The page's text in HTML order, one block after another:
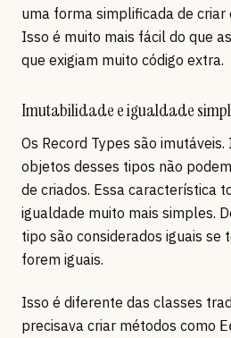
uma forma simplificada de
Isso é muito mais fácil do que
que exigiam muito código extra.
Imutabilidade e igualdade
Os Record Types são
objetos desses tipos não
de criados. Essa característica
igualdade muito mais simples.
tipo são considerados iguais se
forem iguais.
Isso é diferente das classes
precisava criar métodos como